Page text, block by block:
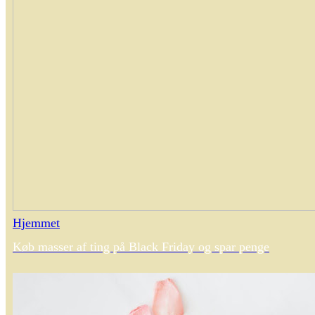
Hjemmet
Køb masser af ting på Black Friday og spar penge